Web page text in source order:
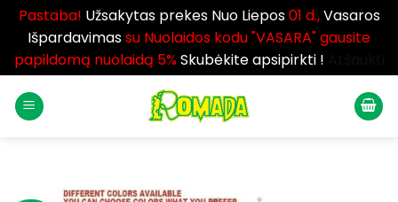
Pastaba! Užsakytas prekes Nuo Liepos01 d.,Vasaros
Išpardavimassu Nuolaidos kodu "VASARA" gausite
papildomą nuolaidą 5%Skubėkite apsipirkti !